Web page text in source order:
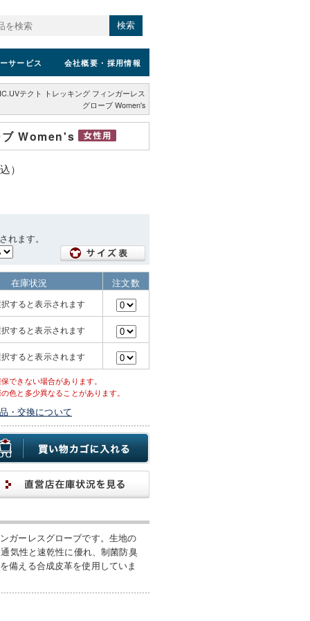
検索
サービス 会社概要 ・採用情報
テクト トレッキング フィンガーレス
グローブ Women's
ブ Women's
）
れます。
在庫状況 注文数
すると表示されます
すると表示されます
すると表示されます
できない場合があります。
色と多少異なることがあります。
・交換について
ガーレスグローブです。生地の
気性と速乾性に優れ、制菌防臭
備える合成皮革を使用していま